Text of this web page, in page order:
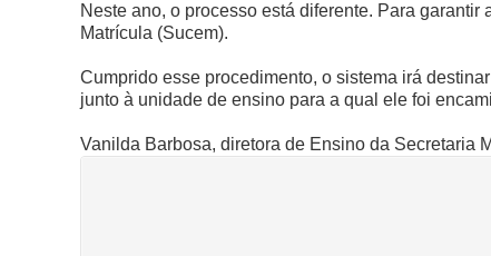
Neste ano, o processo está diferente. Para
Matrícula (Sucem).
Cumprido esse procedimento, o sistema irá
junto à unidade de ensino para a qual ele foi
Vanilda Barbosa, diretora de Ensino da Secretaria